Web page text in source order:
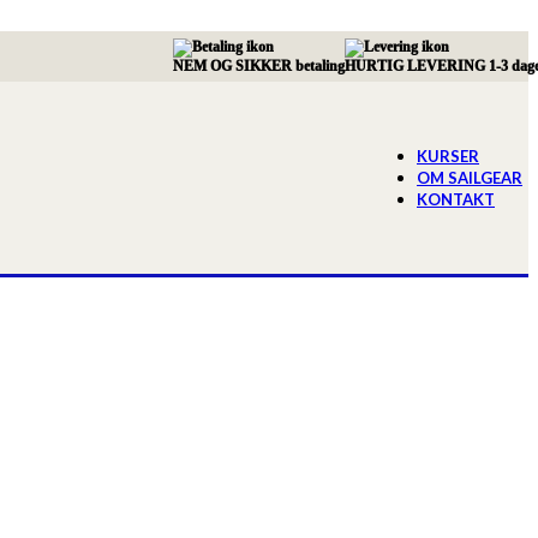
NEM OG SIKKER betalingHURTIG LEVERING 1-3
KURSER
OM SAILGEAR
KONTAKT